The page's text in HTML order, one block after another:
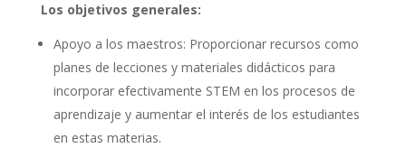
Los objetivos generales:
Apoyo a los maestros: Proporcionar recursos como
planes de lecciones y materiales didácticos para
incorporar efectivamente STEM en los procesos de
aprendizaje y aumentar el interés de los estudiantes
en estas materias.